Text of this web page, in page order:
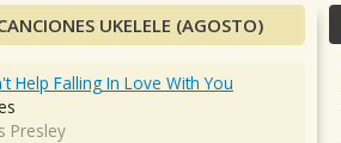
UKELELE (AGOSTO)
Help Falling In Love With You
Presley